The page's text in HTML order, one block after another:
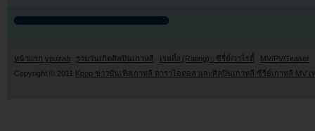
หน้าแรก youzab รวมวันเกิดศิลปินเกาหลี เรตติ้ง (Rating) : ซีรี่ย์/วาไรตี้
MV/PV/Teaser
Copyright © 2011 Kpop ข่าวบันเทิงเกาหลี ดาราไอดอล และศิลปินเกาหลี ซีรี่ย์เกาหลี MV